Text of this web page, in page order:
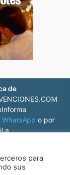
de
WhatsAppo por
a
para
sus